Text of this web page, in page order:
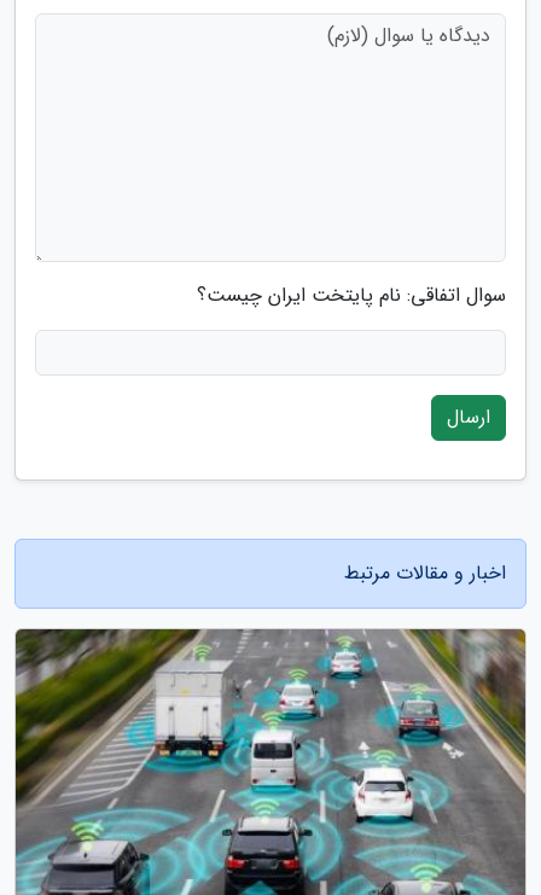
سوال اتفاقی: نام پایتخت ایران چیست؟
ارسال
اخبار و مقالات مرتبط